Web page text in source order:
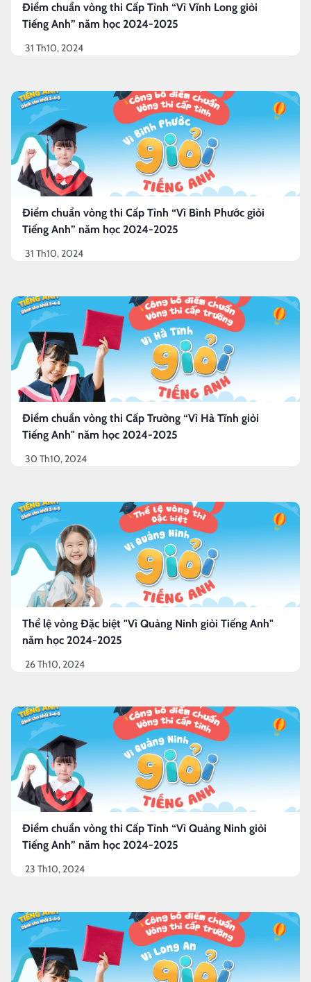
Điểm chuẩn vòng thi Cấp Tỉnh “Vì Vĩnh Long giỏi
Tiếng Anh” năm học 2024-2025
31 Th10, 2024
Điểm chuẩn vòng thi Cấp Tỉnh “Vì Bình Phước giỏi
Tiếng Anh” năm học 2024-2025
31 Th10, 2024
Điểm chuẩn vòng thi Cấp Trường “Vì Hà Tĩnh giỏi
Tiếng Anh" năm học 2024-2025
30 Th10, 2024
Thể lệ vòng Đặc biệt "Vì Quảng Ninh giỏi Tiếng Anh"
năm học 2024-2025
26 Th10, 2024
Điểm chuẩn vòng thi Cấp Tỉnh “Vì Quảng Ninh giỏi
Tiếng Anh” năm học 2024-2025
23 Th10, 2024